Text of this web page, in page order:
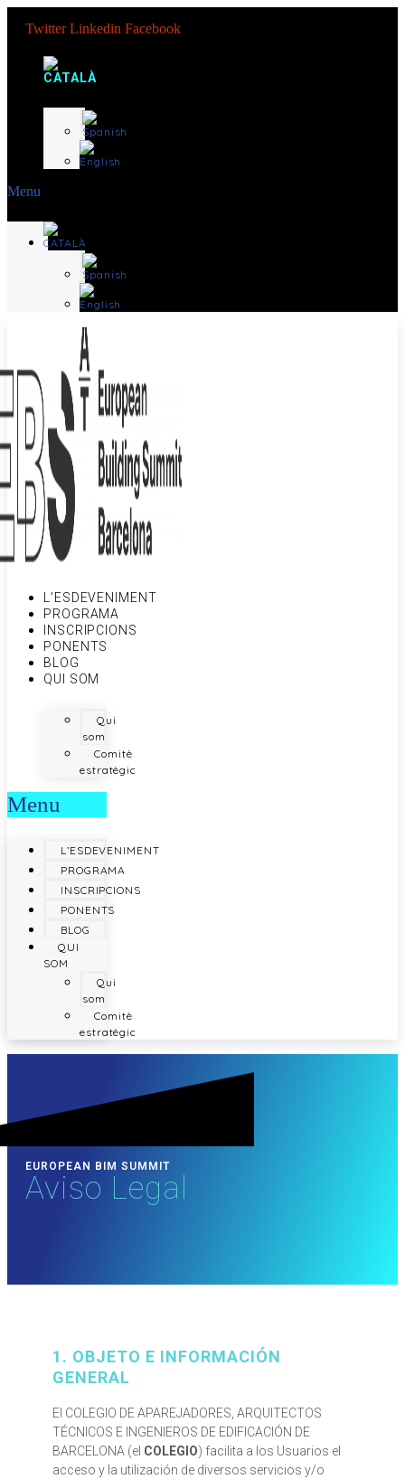
Twitter Linkedin Facebook
Menu
L’ESDEVENIMENT
PROGRAMA
INSCRIPCIONS
PONENTS
BLOG
QUI SOM
Qui
som
Comitè
estratègic
Menu
L’ESDEVENIMENT
PROGRAMA
INSCRIPCIONS
PONENTS
BLOG
QUI
SOM
Qui
som
Comitè
estratègic
EUROPEAN BIM SUMMIT
Aviso Legal
1. OBJETO E INFORMACIÓN
GENERAL
El COLEGIO DE APAREJADORES, ARQUITECTOS
TÉCNICOS E INGENIEROS DE EDIFICACIÓN DE
BARCELONA (el COLEGIO) facilita a los Usuarios el
acceso y la utilización de diversos servicios y/o